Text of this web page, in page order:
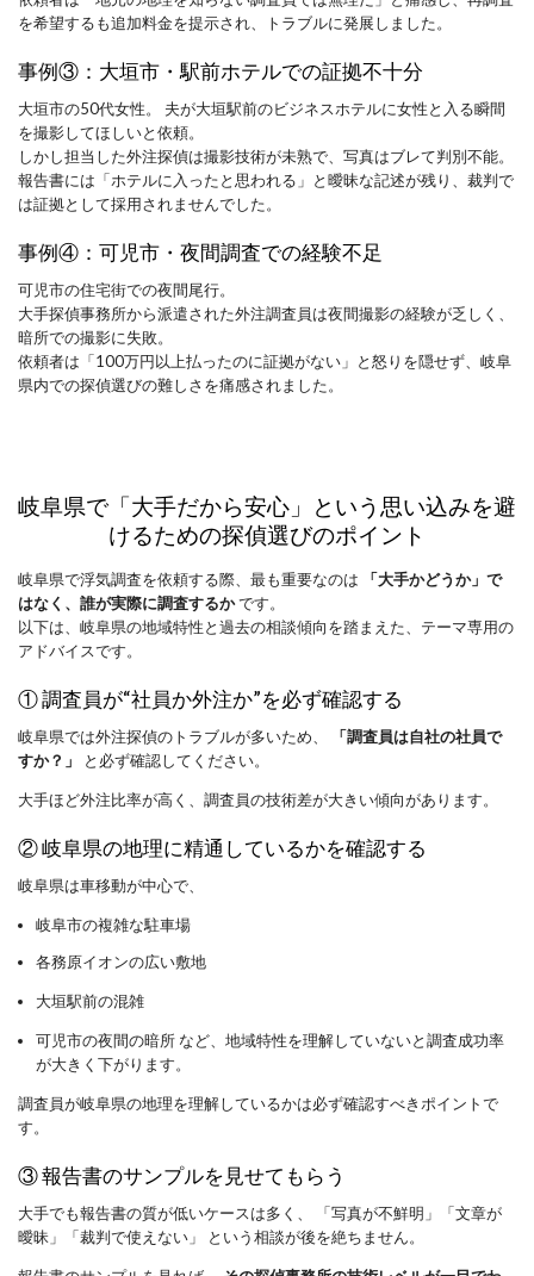
を希望するも追加料金を提示され、トラブルに発展しました。
事例③：大垣市・駅前ホテルでの証拠不十分
大垣市の50代女性。 夫が大垣駅前のビジネスホテルに女性と入る瞬間
を撮影してほしいと依頼。
しかし担当した外注探偵は撮影技術が未熟で、写真はブレて判別不能。
報告書には「ホテルに入ったと思われる」と曖昧な記述が残り、裁判で
は証拠として採用されませんでした。
事例④：可児市・夜間調査での経験不足
可児市の住宅街での夜間尾行。
大手探偵事務所から派遣された外注調査員は夜間撮影の経験が乏しく、
暗所での撮影に失敗。
依頼者は「100万円以上払ったのに証拠がない」と怒りを隠せず、岐阜
県内での探偵選びの難しさを痛感されました。
岐阜県で「大手だから安心」という思い込みを避
けるための探偵選びのポイント
岐阜県で浮気調査を依頼する際、最も重要なのは
「大手かどうか」で
はなく、誰が実際に調査するかです。
以下は、岐阜県の地域特性と過去の相談傾向を踏まえた、テーマ専用の
アドバイスです。
① 調査員が“社員か外注か”を必ず確認する
岐阜県では外注探偵のトラブルが多いため、
「調査員は自社の社員で
すか？」
と必ず確認してください。
大手ほど外注比率が高く、調査員の技術差が大きい傾向があります。
② 岐阜県の地理に精通しているかを確認する
岐阜県は車移動が中心で、
岐阜市の複雑な駐車場
各務原イオンの広い敷地
大垣駅前の混雑
可児市の夜間の暗所 など、地域特性を理解していないと調査成功率
が大きく下がります。
調査員が岐阜県の地理を理解しているかは必ず確認すべきポイントで
す。
③ 報告書のサンプルを見せてもらう
大手でも報告書の質が低いケースは多く、 「写真が不鮮明」「文章が
曖昧」「裁判で使えない」 という相談が後を絶ちません。